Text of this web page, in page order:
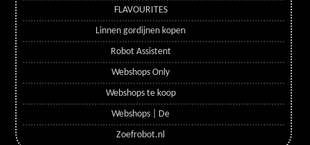
FLAVOURITES
Linnen gordijnen kopen
Robot Assistent
Webshops Only
Webshops te koop
Webshops | De
Zoefrobot.nl